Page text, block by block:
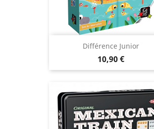
Différence Junior
Prix
10,90 €